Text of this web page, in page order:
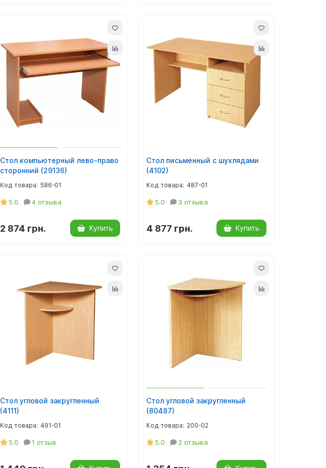
Стол компьютерный лево-право
сторонний (29136)
586-01
5.0 4 отзыва
2 874 грн. Купить
Стол письменный с шухлядами
(4102)
487-01
5.0 3 отзыва
4 877 грн. Купить
Стол угловой закругленный
(4111)
491-01
5.0 1 отзыв
Стол угловой закругленный
(80487)
200-02
5.0 2 отзыва